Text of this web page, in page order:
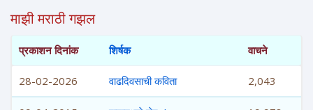
माझी मराठी गझल
प्रकाशन दिनांक शिर्षक वाचने
28-02-2026 वाढदिवसाची कविता 2,043